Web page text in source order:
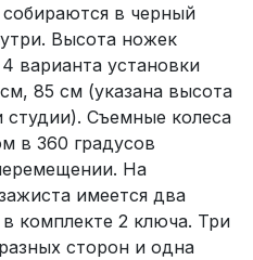
в черный
Высота ножек
варианта установки
85 см (указана высота
Съемные колеса
в 360 градусов
На
имеется два
комплекте 2 ключа. Три
сторон и одна